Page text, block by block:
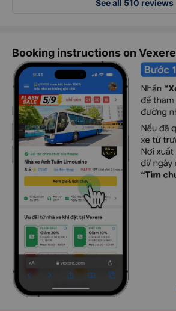
See all 510 reviews
Booking instructions on Vexere